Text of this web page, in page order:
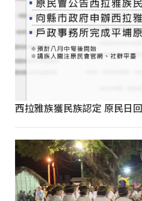
西拉雅族獲民族認定 原民日